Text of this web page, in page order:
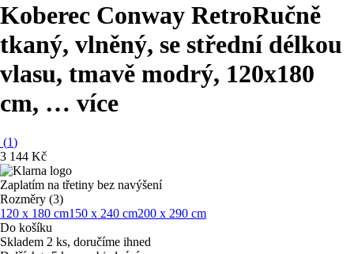
Koberec Conway RetroRučně
tkaný, vlněný, se střední délkou
vlasu, tmavě modrý, 120x180
cm, … více
(1)
3 144 Kč
Zaplatím na třetiny bez navýšení
Rozměry (3)
120 x 180 cm150 x 240 cm200 x 290 cm
Do košíku
Skladem 2 ks, doručíme ihned